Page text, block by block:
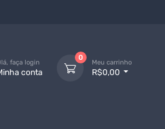
faça login
conta
0
Meu carrinho
R$0,00